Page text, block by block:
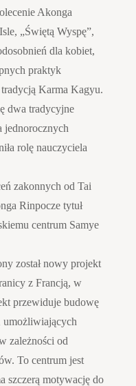
Akonga
„Świętą Wyspę”,
dla kobiet,
praktyk
Karma Kagyu.
dwa tradycyjne
jednorocznych
rolę nauczyciela
zakonnych od Tai
Rinpocze tytuł
centrum Samye
został nowy projekt
z Francją, w
przewiduje budowę
umożliwiających
zależności od
To centrum jest
szczerą motywację do